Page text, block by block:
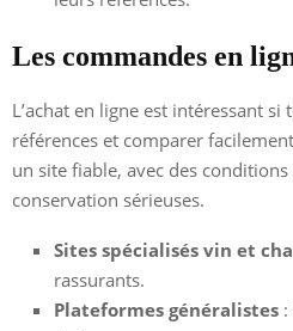
Les commandes en
L’achat en ligne est intéressant
références et comparer
un site fiable, avec des
conservation sérieuses.
Sites spécialisés vin et
rassurants.
Plateformes généralistes